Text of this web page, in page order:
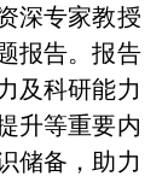
深专家教授
报告。报告
及科研能力
升等重要内
储备，助力